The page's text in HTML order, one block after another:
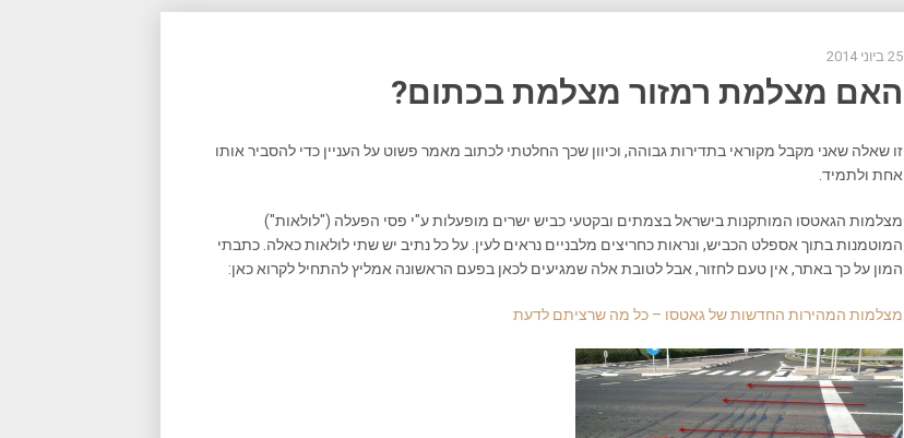
25 ביוני 2014
האם מצלמת רמזור מצלמת בכתום?
זו שאלה שאני מקבל מקוראי בתדירות גבוהה, וכיוון שכך החלטתי לכתוב מאמר פשוט על העניין כדי להסביר אותו
אחת ולתמיד.
מצלמות הגאטסו המותקנות בישראל בצמתים ובקטעי כביש ישרים מופעלות ע"י פסי הפעלה ("לולאות")
המוטמנות בתוך אספלט הכביש, ונראות כחריצים מלבניים נראים לעין. על כל נתיב יש שתי לולאות כאלה. כתבתי
המון על כך באתר, אין טעם לחזור, אבל לטובת אלה שמגיעים לכאן בפעם הראשונה אמליץ להתחיל לקרוא כאן:
מצלמות המהירות החדשות של גאטסו – כל מה שרציתם לדעת